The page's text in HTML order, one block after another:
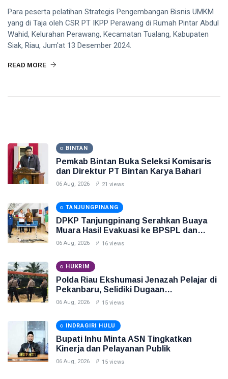
Para peserta pelatihan Strategis Pengembangan Bisnis UMKM
yang di Taja oleh CSR PT IKPP Perawang di Rumah Pintar Abdul
Wahid, Kelurahan Perawang, Kecamatan Tualang, Kabupaten
Siak, Riau, Jum'at 13 Desember 2024.
READ MORE
BINTAN
Pemkab Bintan Buka Seleksi Komisaris
dan Direktur PT Bintan Karya Bahari
06 Aug, 2026 21 views
TANJUNGPINANG
DPKP Tanjungpinang Serahkan Buaya
Muara Hasil Evakuasi ke BPSPL dan
Taman Safari Lagoi
06 Aug, 2026 16 views
HUKRIM
Polda Riau Ekshumasi Jenazah Pelajar di
Pekanbaru, Selidiki Dugaan
Penganiayaan
06 Aug, 2026 15 views
INDRAGIRI HULU
Bupati Inhu Minta ASN Tingkatkan
Kinerja dan Pelayanan Publik
06 Aug, 2026 15 views